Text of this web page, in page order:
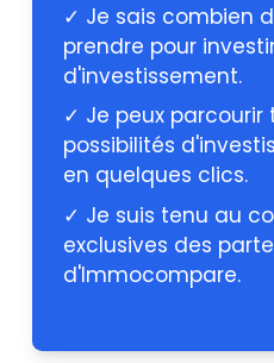
✓ Je sais combien
prendre pour
d'investissement.
✓ Je peux parcourir
possibilités
en quelques clics.
✓ Je suis tenu au
exclusives des
d'Immocompare.